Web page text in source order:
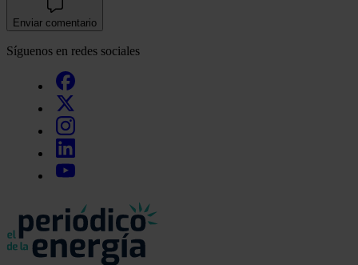
Enviar comentario
Síguenos en redes sociales